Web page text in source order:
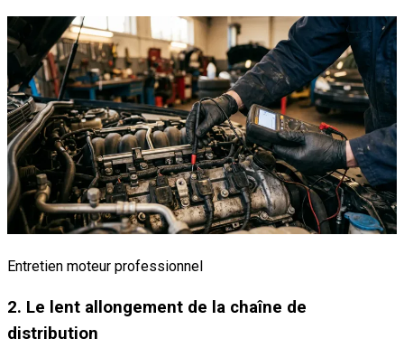
Entretien moteur professionnel
2. Le lent allongement de la chaîne de
distribution